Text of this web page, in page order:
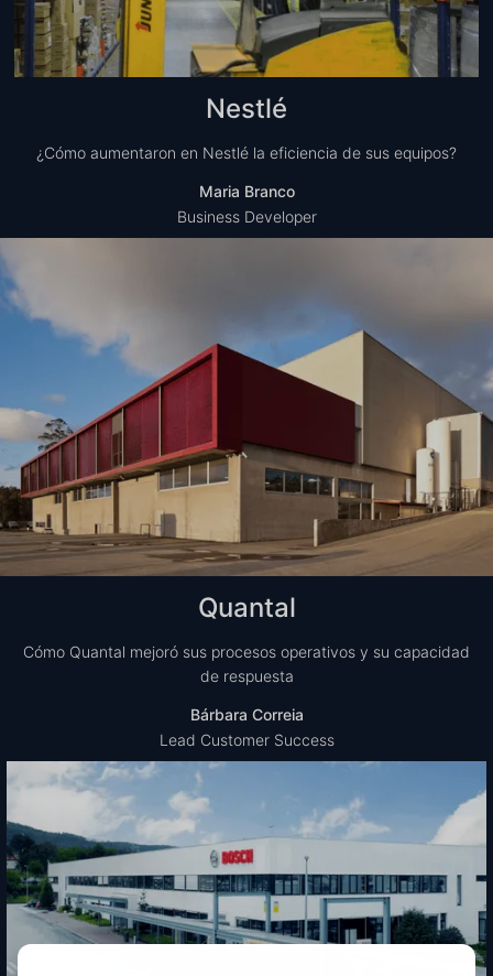
Nestlé
¿Cómo aumentaron en Nestlé la eficiencia de sus equipos?
Maria Branco
Business Developer
Quantal
Cómo Quantal mejoró sus procesos operativos y su capacidad
de respuesta
Bárbara Correia
Lead Customer Success